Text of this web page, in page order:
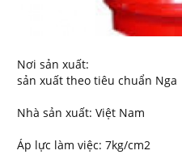
Nơi sản xuất:
sản xuất theo tiêu chuẩn Nga
Nhà sản xuất: Việt Nam
Áp lực làm việc: 7kg/cm2